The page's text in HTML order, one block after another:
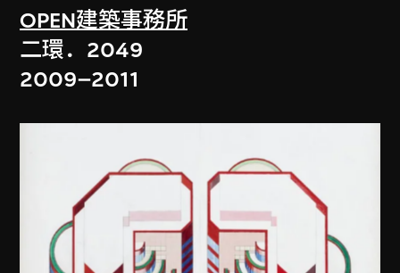
OPEN建築事務所
二環．2049
2009–2011